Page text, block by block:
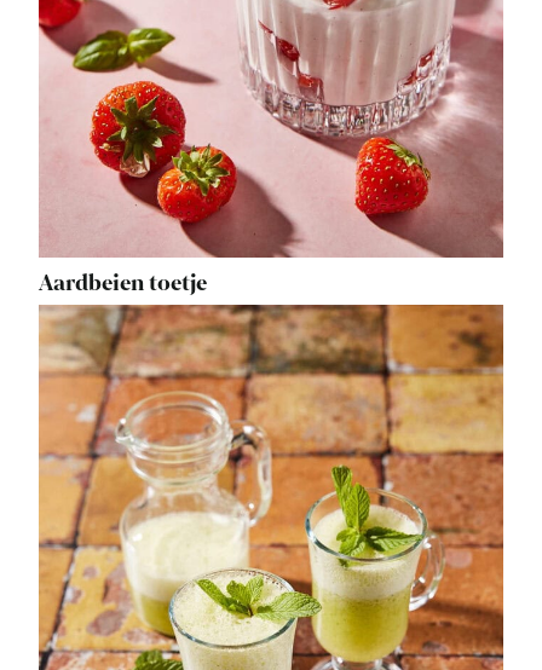
Aardbeien toetje